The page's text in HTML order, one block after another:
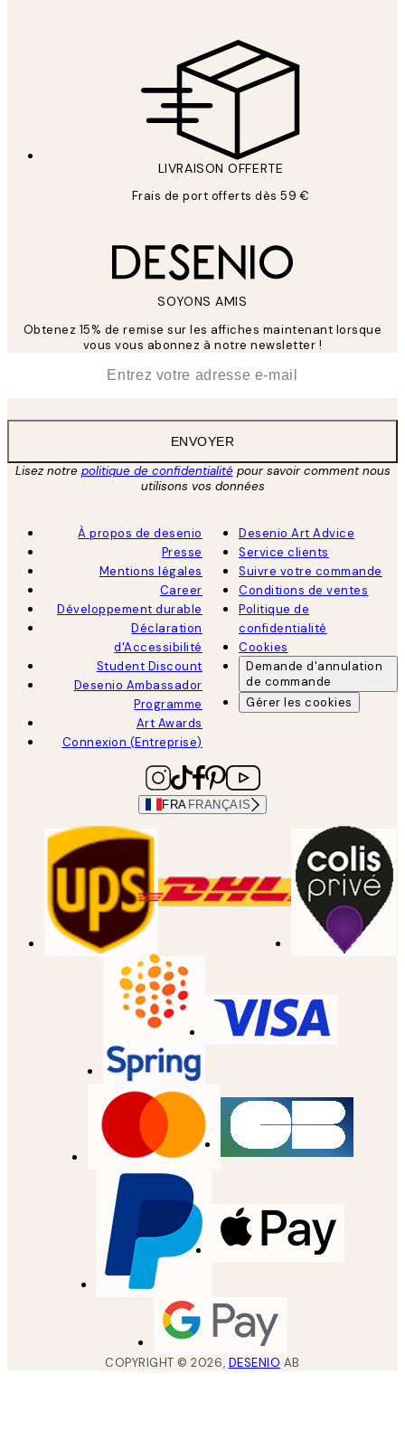
LIVRAISON OFFERTE
Frais de port offerts dès 59 €
SOYONS AMIS
Obtenez 15% de remise sur les affiches maintenant lorsque
vous vous abonnez à notre newsletter !
ENVOYER
Lisez notre politique de confidentialitépour savoir comment nous
utilisons vos données
À propos de desenio
Presse
Mentions légales
Career
Développement durable
Déclaration
d'Accessibilité
Student Discount
Desenio Ambassador
Programme
Art Awards
Connexion (Entreprise)
Desenio Art Advice
Service clients
Suivre votre commande
Conditions de ventes
Politique de
confidentialité
Cookies
Demande d'annulation
de commande
Gérer les cookies
FRA FRANÇAIS
COPYRIGHT ©2026, DESENIO AB